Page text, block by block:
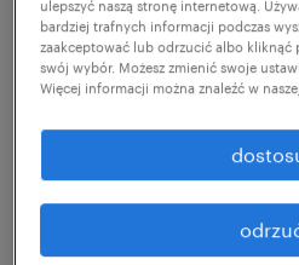
szczegóły oferty
Wyrusz we wspólną
Trucks!
Dlaczego warto? Bo z
pracę w nowoczesnych
ulepszyć naszą stronę internetową.
bardziej trafnych informacji podczas
zaakceptować lub odrzucić albo kliknąć
swój wybór. Możesz zmienić swoje
Więcej informacji można znaleźć w